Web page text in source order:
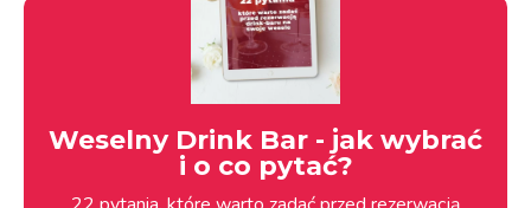
Weselny Drink Bar - jak wybrać
i o co pytać?